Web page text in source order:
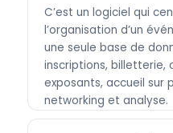
C’est un logiciel qui
l’organisation d’un
une seule base de
inscriptions, billetterie,
exposants, accueil sur
networking et analyse.